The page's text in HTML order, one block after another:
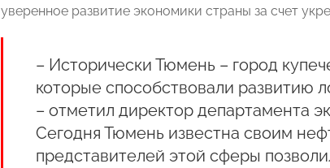
уверенное развитие экономики страны за счет
– Исторически Тюмень – город
которые способствовали развитию
– отметил директор департамента
Сегодня Тюмень известна своим
представителей этой сферы